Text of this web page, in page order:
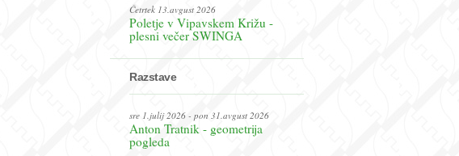
Četrtek 13.avgust 2026
Poletje v Vipavskem Križu -
plesni večer SWINGA
Razstave
sre 1.julij 2026 - pon 31.avgust 2026
Anton Tratnik - geometrija
pogleda